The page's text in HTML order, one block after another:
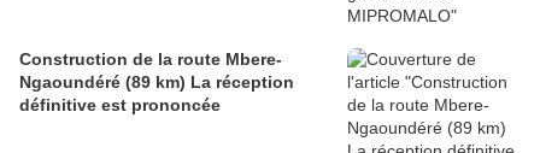
Construction de la route Mbere-
Ngaoundéré (89 km) La réception
définitive est prononcée